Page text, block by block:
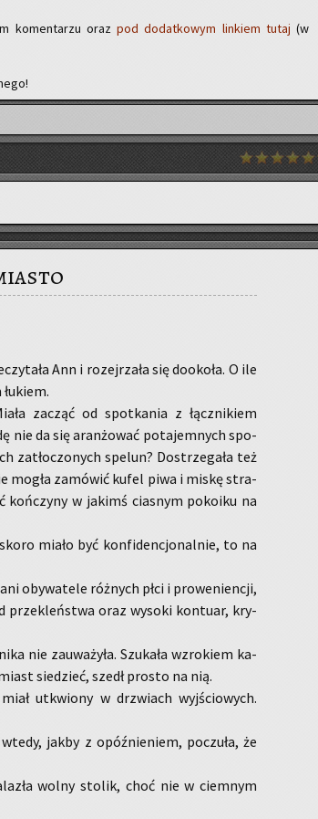
ko­men­ta­rzu oraz pod do­dat­ko­wym lin­kiem tutaj (w
Ann i ro­zej­rza­ła się do­oko­ła. O ile
za­cząć od spo­tka­nia z łącz­ni­kiem
nie da się aran­żo­wać po­ta­jem­nych spo­
za­tło­czo­nych spe­lun? Do­strze­ga­ła też
mogła za­mó­wić kufel piwa i miskę stra­
koń­czy­ny w ja­kimś cia­snym po­ko­iku na
skoro miało być kon­fi­den­cjo­nal­nie, to na
oby­wa­te­le róż­nych płci i pro­we­nien­cji,
prze­kleń­stwa oraz wy­so­ki kon­tu­ar, kry­
nie za­uwa­ży­ła. Szu­ka­ła wzro­kiem ka­
sie­dzieć, szedł pro­sto na nią.
utkwio­ny w drzwiach wyj­ścio­wych.
jakby z opóź­nie­niem, po­czu­ła, że
wolny sto­lik, choć nie w ciem­nym